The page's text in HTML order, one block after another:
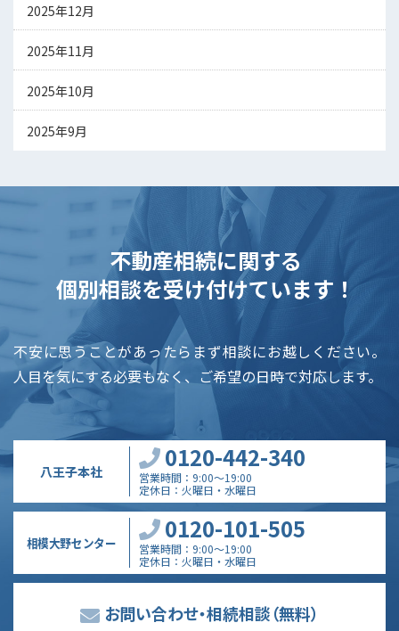
2025年12月
2025年11月
2025年10月
2025年9月
不動産相続に関する
個別相談を受け付けています！
不安に思うことがあったらまず相談にお越しください。
人目を気にする必要もなく、ご希望の日時で対応します。
八王子本社 0120-442-340
営業時間
9:00～19:00
定休日
火曜日・水曜日
相模大野センター 0120-101-505
営業時間
9:00～19:00
定休日
火曜日・水曜日
お問い合わせ・相続相談（無料）